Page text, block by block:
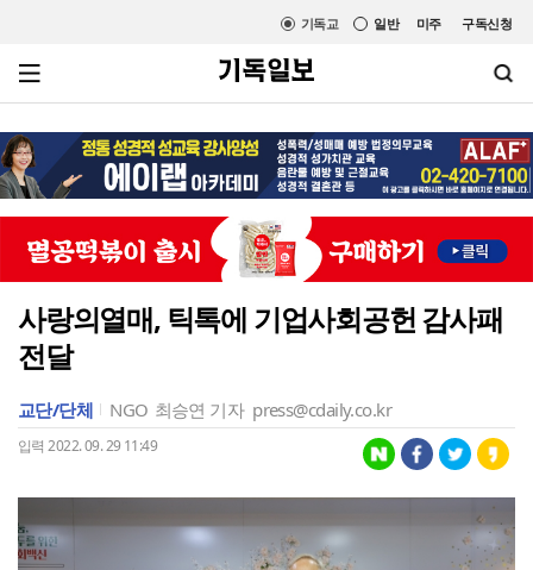
미주 구독신청
일반
기독교
사랑의열매, 틱톡에 기업사회공헌 감사패
전달
교단/단체 NGO 최승연 기자 press@cdaily.co.kr
입력 2022. 09. 29 11:49